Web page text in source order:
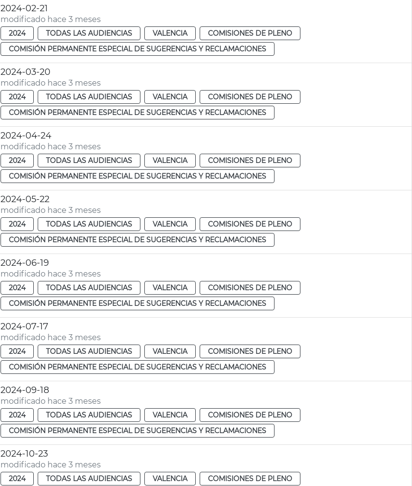
2024-02-21
modificado hace 3 meses
2024 TODAS LAS AUDIENCIAS VALENCIA
COMISIONES DE PLENO
COMISIÓN PERMANENTE ESPECIAL DE SUGERENCIAS Y RECLAMACIONES
2024-03-20
modificado hace 3 meses
2024 TODAS LAS AUDIENCIAS VALENCIA
COMISIONES DE PLENO
COMISIÓN PERMANENTE ESPECIAL DE SUGERENCIAS Y RECLAMACIONES
2024-04-24
modificado hace 3 meses
2024 TODAS LAS AUDIENCIAS VALENCIA
COMISIONES DE PLENO
COMISIÓN PERMANENTE ESPECIAL DE SUGERENCIAS Y RECLAMACIONES
2024-05-22
modificado hace 3 meses
2024 TODAS LAS AUDIENCIAS VALENCIA
COMISIONES DE PLENO
COMISIÓN PERMANENTE ESPECIAL DE SUGERENCIAS Y RECLAMACIONES
2024-06-19
modificado hace 3 meses
2024 TODAS LAS AUDIENCIAS VALENCIA
COMISIONES DE PLENO
COMISIÓN PERMANENTE ESPECIAL DE SUGERENCIAS Y RECLAMACIONES
2024-07-17
modificado hace 3 meses
2024 TODAS LAS AUDIENCIAS VALENCIA
COMISIONES DE PLENO
COMISIÓN PERMANENTE ESPECIAL DE SUGERENCIAS Y RECLAMACIONES
2024-09-18
modificado hace 3 meses
2024 TODAS LAS AUDIENCIAS VALENCIA
COMISIONES DE PLENO
COMISIÓN PERMANENTE ESPECIAL DE SUGERENCIAS Y RECLAMACIONES
2024-10-23
modificado hace 3 meses
2024 TODAS LAS AUDIENCIAS VALENCIA
COMISIONES DE PLENO